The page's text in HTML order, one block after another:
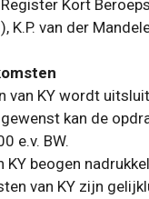
Register Kort
K.P. van der
van KY wordt
kan de
e.v. BW.
KY beogen
van KY zijn